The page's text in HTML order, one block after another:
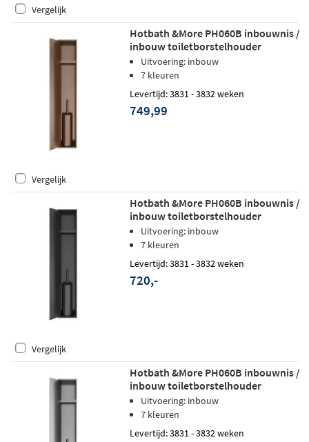
Vergelijk
Hotbath &More PH060B inbouwnis /
inbouw toiletborstelhouder
16x60x12,6cm - tuscan bronze
Uitvoering: inbouw
7 kleuren
Levertijd: 3831 - 3832 weken
749,99
Vergelijk
Hotbath &More PH060B inbouwnis /
inbouw toiletborstelhouder
16x60x12,6cm - geborsteld zwart
PVD
Uitvoering: inbouw
7 kleuren
Levertijd: 3831 - 3832 weken
720,-
Vergelijk
Hotbath &More PH060B inbouwnis /
inbouw toiletborstelhouder
16x60x12,6cm - RVS 316
Uitvoering: inbouw
7 kleuren
Levertijd: 3831 - 3832 weken